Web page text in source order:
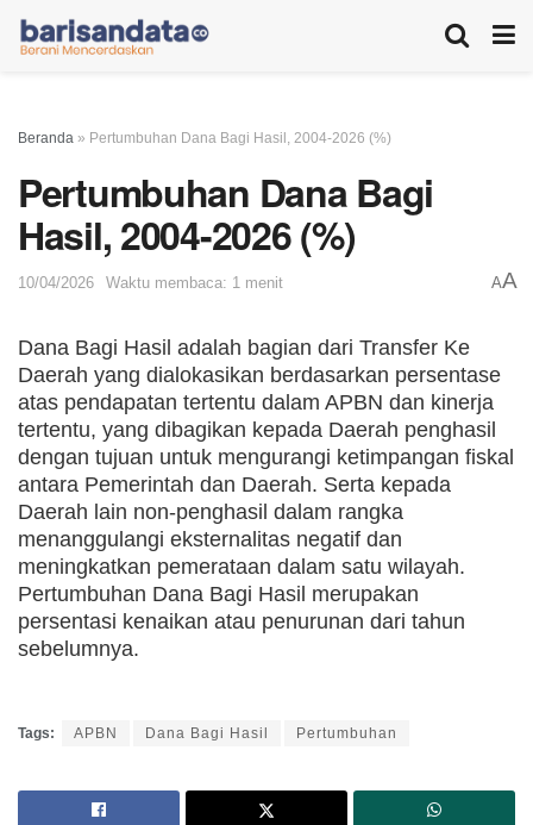
Beranda » Pertumbuhan Dana Bagi Hasil, 2004-2026 (%)
Pertumbuhan Dana Bagi
Hasil, 2004-2026 (%)
10/04/2026 Waktu membaca: 1 menit AA
Dana Bagi Hasil adalah bagian dari Transfer Ke
Daerah yang dialokasikan berdasarkan persentase
atas pendapatan tertentu dalam APBN dan kinerja
tertentu, yang dibagikan kepada Daerah penghasil
dengan tujuan untuk mengurangi ketimpangan fiskal
antara Pemerintah dan Daerah. Serta kepada
Daerah lain non-penghasil dalam rangka
menanggulangi eksternalitas negatif dan
meningkatkan pemerataan dalam satu wilayah.
Pertumbuhan Dana Bagi Hasil merupakan
persentasi kenaikan atau penurunan dari tahun
sebelumnya.
Tags: APBN Dana Bagi Hasil Pertumbuhan